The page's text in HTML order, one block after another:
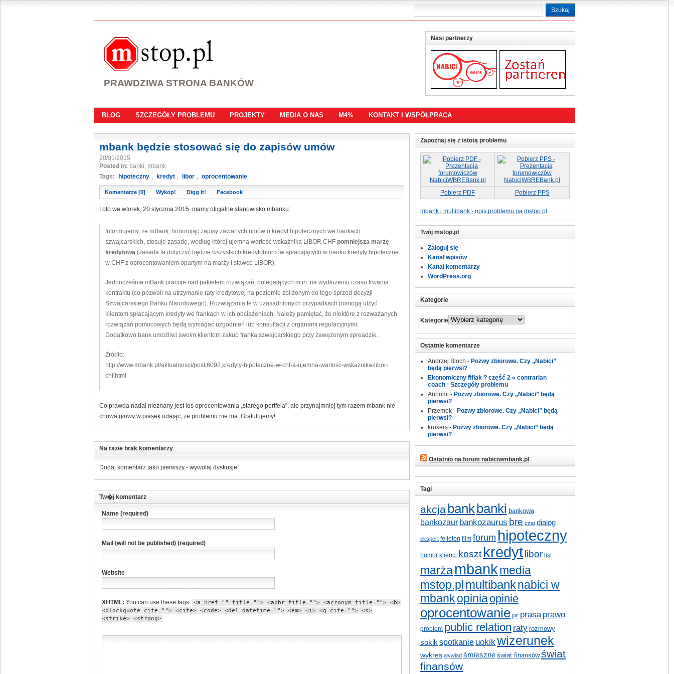
PRAWDZIWA STRONA BANKÓW
Nasi partnerzy
BLOG SZCZEGÓŁY PROBLEMU PROJEKTY MEDIA O NAS M4% KONTAKT I WSPÓŁPRACA
mbank będzie stosować się do zapisów umów
20/01/2015
Posted in: banki, mbank
Tags:
hipoteczny , kredyt , libor , oprocentowanie
Komentarze [0] Wykop! Digg it! Facebook
I oto we wtorek, 20 stycznia 2015, mamy oficjalne stanowisko mbanku:
Informujemy, że mBank, honorując zapisy zawartych umów o kredyt hipotecznych we frankach
szwajcarskich, stosuje zasadę, według której ujemna wartość wskaźnika LIBOR CHF pomniejsza marżę
kredytową (zasada ta dotyczyć będzie wszystkich kredytobiorców spłacających w banku kredyty hipoteczne
w CHF z oprocentowaniem opartym na marży i stawce LIBOR).
Jednocześnie mBank pracuje nad pakietem rozwiązań, polegających m.in. na wydłużeniu czasu trwania
kontraktu (co pozwoli na utrzymanie raty kredytowej na poziomie zbliżonym do tego sprzed decyzji
Szwajcarskiego Banku Narodowego). Rozwiązania te w uzasadnionych przypadkach pomogą ulżyć
klientom spłacającym kredyty we frankach w ich obciążeniach. Należy pamiętać, że niektóre z rozważanych
rozwiązań pomocowych będą wymagać uzgodnień lub konsultacji z organami regulacyjnymi.
Dodatkowo bank umożliwi swoim klientom zakup franka szwajcarskiego przy zawężonym spreadzie.
Źródło:
http://www.mbank.pl/aktualnosci/post,6092,kredyty-hipoteczne-w-chf-a-ujemna-wartosc-wskaznika-libor-
chf.html
Co prawda nadal nieznany jest los oprocentowania „starego portfela”, ale przynajmniej tym razem mbank nie
chowa głowy w piasek udając, że problemu nie ma. Gratulujemy!
Na razie brak komentarzy
Dodaj komentarz jako pierwszy - wywolaj dyskusje!
Tw�j komentarz
Name (required)
Mail (will not be published) (required)
Website
XHTML: You can use these tags: <a href="" title=""> <abbr title=""> <acronym title=""> <b>
<blockquote cite=""> <cite> <code> <del datetime=""> <em> <i> <q cite=""> <s>
<strike> <strong>
Zapoznaj się z istotą problemu
Pobierz PDF Pobierz PPS
mbank i multibank - opis problemu na mstop.pl
Twój mstop.pl
Zaloguj się
Kanał wpisów
Kanał komentarzy
WordPress.org
Kategorie
Kategorie
Ostatnie komentarze
Andrzej Bloch - Pozwy zbiorowe. Czy „Nabici”
będą pierwsi?
Ekonomiczny fiflak ? część 2 « contrarian
coach - Szczegóły problemu
Annomi - Pozwy zbiorowe. Czy „Nabici” będą
pierwsi?
Przemek - Pozwy zbiorowe. Czy „Nabici” będą
pierwsi?
krokers - Pozwy zbiorowe. Czy „Nabici” będą
pierwsi?
Ostatnio na forum nabiciwmbank.pl
Tagi
akcjabankbanki bankowa
bankozaur bankozaurus bre czat dialog
ekspert felieton film forum hipoteczny
humor klienci koszt kredyt libor list
marżambankmedia
mstop.pl multibanknabici w
mbank opiniaopinie
oprocentowanie pr prasa prawo
problem public relation raty rozmowy
sokik spotkanie uokikwizerunek
wykres wywiad śmieszne świat finansów świat
finansów